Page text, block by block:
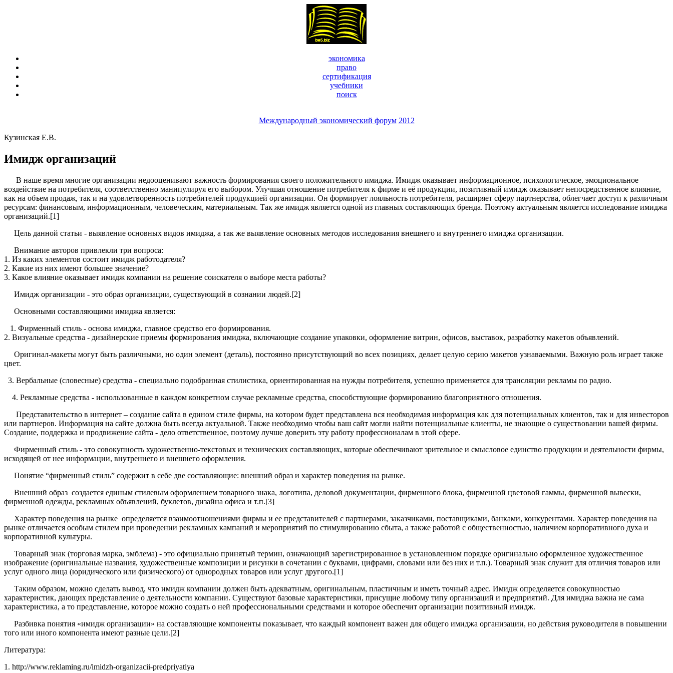
экономика
право
сертификация
учебники
поиск
Международный экономический форум 2012
Кузинская Е.В.
Имидж организаций
В наше время многие организации недооценивают важность формирования своего положительного имиджа. Имидж оказывает информационное, психологическое, эмоциональное
воздействие на потребителя, соответственно манипулируя его выбором. Улучшая отношение потребителя к фирме и её продукции, позитивный имидж оказывает непосредственное влияние,
как на объем продаж, так и на удовлетворенность потребителей продукцией организации. Он формирует лояльность потребителя, расширяет сферу партнерства, облегчает доступ к различным
ресурсам: финансовым, информационным, человеческим, материальным. Так же имидж является одной из главных составляющих бренда. Поэтому актуальным является исследование имиджа
организаций.[1]
Цель данной статьи - выявление основных видов имиджа, а так же выявление основных методов исследования внешнего и внутреннего имиджа организации.
Внимание авторов привлекли три вопроса:
1. Из каких элементов состоит имидж работодателя?
2. Какие из них имеют большее значение?
3. Какое влияние оказывает имидж компании на решение соискателя о выборе места работы?
Имидж организации - это образ организации, существующий в сознании людей.[2]
Основными составляющими имиджа является:
1. Фирменный стиль - основа имиджа, главное средство его формирования.
2. Визуальные средства - дизайнерские приемы формирования имиджа, включающие создание упаковки, оформление витрин, офисов, выставок, разработку макетов объявлений.
Оригинал-макеты могут быть различными, но один элемент (деталь), постоянно присутствующий во всех позициях, делает целую серию макетов узнаваемыми. Важную роль играет также
цвет.
3. Вербальные (словесные) средства - специально подобранная стилистика, ориентированная на нужды потребителя, успешно применяется для трансляции рекламы по радио.
4. Рекламные средства - использованные в каждом конкретном случае рекламные средства, способствующие формированию благоприятного отношения.
Представительство в интернет – создание сайта в едином стиле фирмы, на котором будет представлена вся необходимая информация как для потенциальных клиентов, так и для инвесторов
или партнеров. Информация на сайте должна быть всегда актуальной. Также необходимо чтобы ваш сайт могли найти потенциальные клиенты, не знающие о существовании вашей фирмы.
Создание, поддержка и продвижение сайта - дело ответственное, поэтому лучше доверить эту работу профессионалам в этой сфере.
Фирменный стиль - это совокупность художественно-текстовых и технических составляющих, которые обеспечивают зрительное и смысловое единство продукции и деятельности фирмы,
исходящей от нее информации, внутреннего и внешнего оформления.
Понятие “фирменный стиль” содержит в себе две составляющие: внешний образ и характер поведения на рынке.
Внешний образ создается единым стилевым оформлением товарного знака, логотипа, деловой документации, фирменного блока, фирменной цветовой гаммы, фирменной вывески,
фирменной одежды, рекламных объявлений, буклетов, дизайна офиса и т.п.[3]
Характер поведения на рынке определяется взаимоотношениями фирмы и ее представителей с партнерами, заказчиками, поставщиками, банками, конкурентами. Характер поведения на
рынке отличается особым стилем при проведении рекламных кампаний и мероприятий по стимулированию сбыта, а также работой с общественностью, наличием корпоративного духа и
корпоративной культуры.
Товарный знак (торговая марка, эмблема) - это официально принятый термин, означающий зарегистрированное в установленном порядке оригинально оформленное художественное
изображение (оригинальные названия, художественные композиции и рисунки в сочетании с буквами, цифрами, словами или без них и т.п.). Товарный знак служит для отличия товаров или
услуг одного лица (юридического или физического) от однородных товаров или услуг другого.[1]
Таким образом, можно сделать вывод, что имидж компании должен быть адекватным, оригинальным, пластичным и иметь точный адрес. Имидж определяется совокупностью
характеристик, дающих представление о деятельности компании. Существуют базовые характеристики, присущие любому типу организаций и предприятий. Для имиджа важна не сама
характеристика, а то представление, которое можно создать о ней профессиональными средствами и которое обеспечит организации позитивный имидж.
Разбивка понятия «имидж организации» на составляющие компоненты показывает, что каждый компонент важен для общего имиджа организации, но действия руководителя в повышении
того или иного компонента имеют разные цели.[2]
Литература:
1. http://www.reklaming.ru/imidzh-organizacii-predpriyatiya